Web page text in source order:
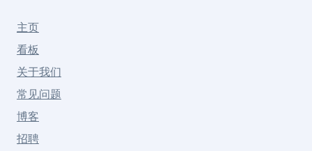
主页
看板
关于我们
常见问题
博客
招聘